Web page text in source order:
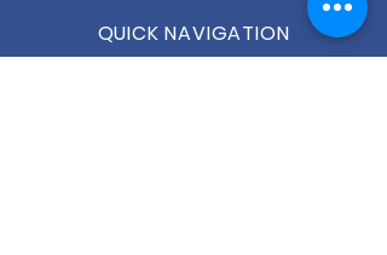
QUICK NAVIGATION